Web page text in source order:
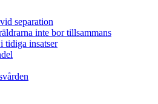
separation
inte bor tillsammans
tidiga insatser